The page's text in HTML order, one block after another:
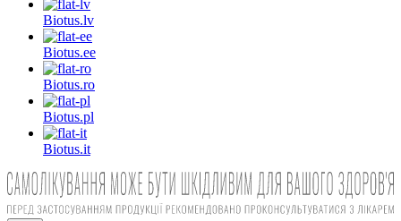
Biotus.lv
Biotus.ee
Biotus.ro
Biotus.pl
Biotus.it